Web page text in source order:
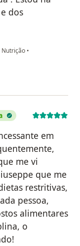
dos
Nutrição •
em
me vi
que me
restritivas,
pessoa,
alimentares
o